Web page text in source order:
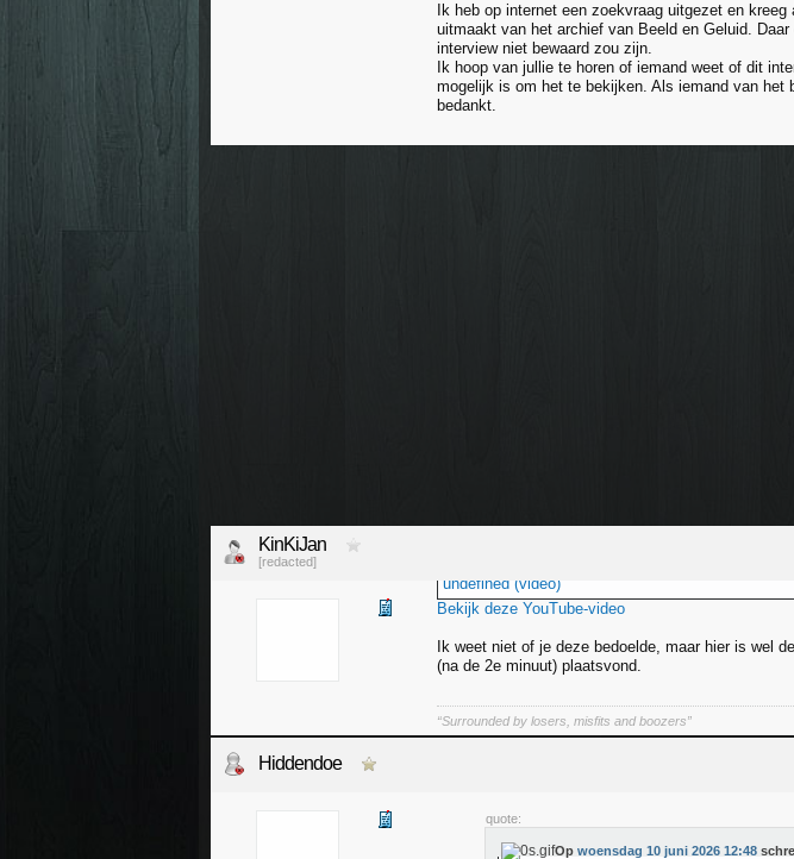
Ik heb op internet een zoekvraag uitgezet en
uitmaakt van het archief van Beeld en Geluid.
interview niet bewaard zou zijn.
Ik hoop van jullie te horen of iemand weet of dit
mogelijk is om het te bekijken. Als iemand van het
bedankt.
KinKiJan
[redacted]
undefined (video)
Bekijk deze YouTube-video
Ik weet niet of je deze bedoelde, maar hier is wel
(na de 2e minuut) plaatsvond.
“Surrounded by losers, misfits and boozers”
Hiddendoe
quote:
Op woensdag 10 juni 2026 12:48